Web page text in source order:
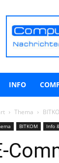
INFO
Thema
BITKOM Info